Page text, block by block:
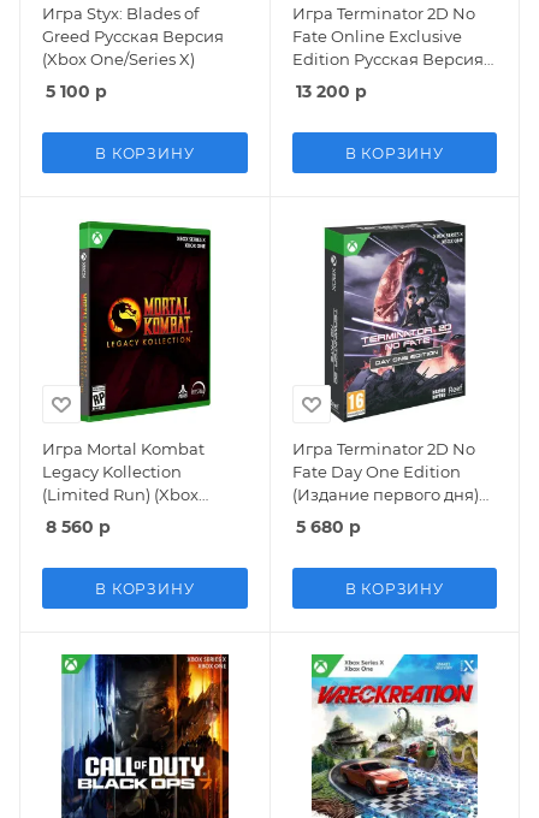
Игра Styx: Blades of
Greed Русская Версия
(Xbox One/Series X)
5 100 р
В КОРЗИНУ
Игра Terminator 2D No
Fate Online Exclusive
Edition Русская Версия
(Xbox One/Series X)
13 200 р
В КОРЗИНУ
Игра Mortal Kombat
Legacy Kollection
(Limited Run) (Xbox
One/Series X)
8 560 р
В КОРЗИНУ
Игра Terminator 2D No
Fate Day One Edition
(Издание первого дня)
Русская Версия (Xbox
One/Series X)
5 680 р
В КОРЗИНУ